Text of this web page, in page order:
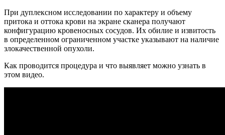
При дуплексном исследовании по характеру и объему
притока и оттока крови на экране сканера получают
конфигурацию кровеносных сосудов. Их обилие и извитость
в определенном ограниченном участке указывают на наличие
злокачественной опухоли.
Как проводится процедура и что выявляет можно узнать в
этом видео.